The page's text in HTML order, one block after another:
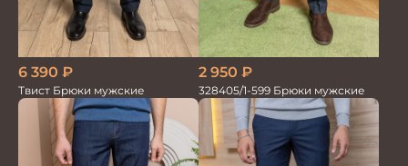
6 390 ₽
Твист Брюки мужские
2 950 ₽
328405/1-599 Брюки мужские